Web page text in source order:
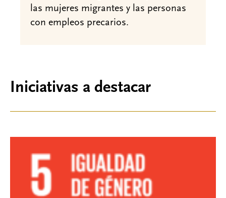
las mujeres migrantes y las personas
con empleos precarios.
Iniciativas a destacar